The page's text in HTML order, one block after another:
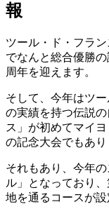
報
ツール・ド・フラ
でなんと総合優勝
周年を迎えます。
そして、今年はツ
の実績を持つ伝説
ス」が初めてマイ
の記念大会でもあり
それもあり、今年
ル」となっており
地を通るコースが設